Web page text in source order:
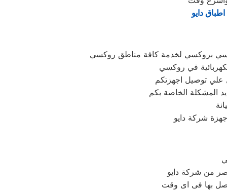
دايو
بروكسي لخدمة كافة مناطق روكسي
في روكسي
المشكلة الخاصة بكم
شركة دايو
من شركة دايو
بها فى اى وقت